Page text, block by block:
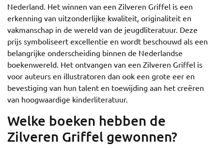
Nederland. Het winnen van een Zilveren Griffel is een
erkenning van uitzonderlijke kwaliteit, originaliteit en
vakmanschap in de wereld van de jeugdliteratuur. Deze
prijs symboliseert excellentie en wordt beschouwd als een
belangrijke onderscheiding binnen de Nederlandse
boekenwereld. Het ontvangen van een Zilveren Griffel is
voor auteurs en illustratoren dan ook een grote eer en
bevestiging van hun talent en toewijding aan het creëren
van hoogwaardige kinderliteratuur.
Welke boeken hebben de
Zilveren Griffel gewonnen?